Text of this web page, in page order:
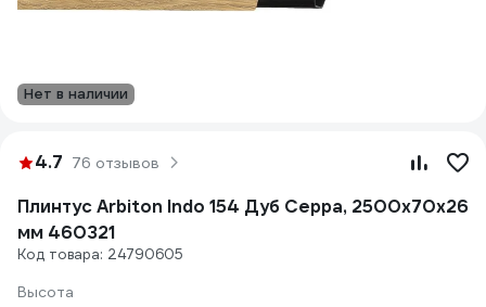
Нет в наличии
4.7 76 отзывов
Плинтус Arbiton Indo 154 Дуб Серра, 2500x70x26
мм 460321
Код товара: 24790605
Высота